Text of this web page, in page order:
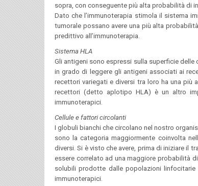
sopra, con conseguente più alta probabilità di
Dato che l’immunoterapia stimola il sistema
tumorale possano avere una più alta
predittivo all’immunoterapia.
Sistema HLA
Gli antigeni sono espressi sulla superficie
in grado di leggere gli antigeni associati ai
recettori variegati e diversi tra loro ha una
recettori (detto aplotipo HLA) è un altro
immunoterapici.
Cellule e fattori circolanti
I globuli bianchi che circolano nel nostro
sono la categoria maggiormente coinvolta
diversi. Si è visto che avere, prima di iniziare il
essere correlato ad una maggiore probabilità
solubili prodotte dalle popolazioni
immunoterapici.